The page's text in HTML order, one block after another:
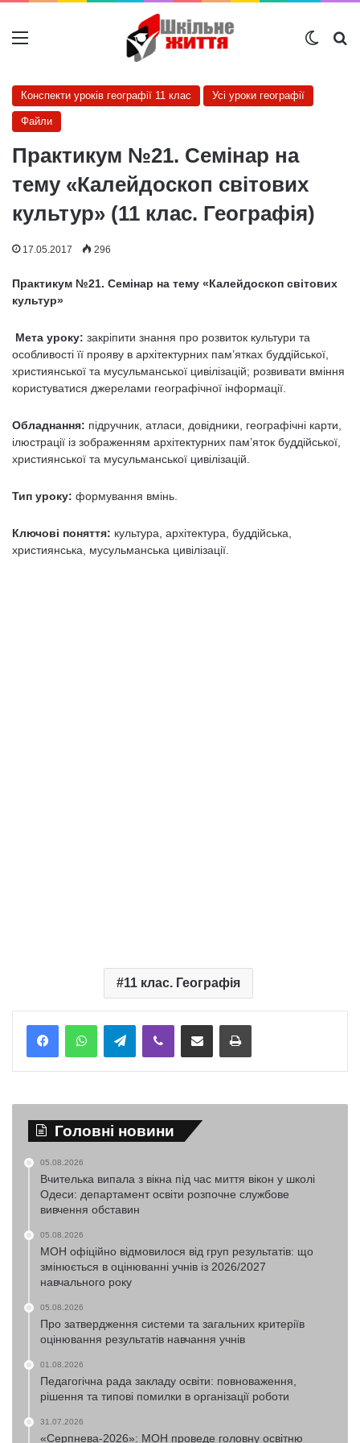
Меню
Конспекти уроків географії 11 клас Усі уроки географії
Файли
Практикум №21. Семінар на
тему «Калейдоскоп світових
культур» (11 клас. Географія)
17.05.2017 296
Практикум №21. Семінар на тему «Калейдоскоп світових
культур»
Мета уроку: закріпити знання про розвиток культури та
особливості її прояву в архітектурних пам’ятках буддійської,
християнської та мусульманської цивілізацій; розвивати вміння
користуватися джерелами географічної інформації.
Обладнання: підручник, атласи, довідники, географічні карти,
ілюстрації із зображенням архітектурних пам’яток буддійської,
християнської та мусульманської цивілізацій.
Тип уроку: формування вмінь.
Ключові поняття: культура, архітектура, буддійська,
християнська, мусульманська цивілізації.
11 клас. Географія
TelegramViber Надіслати електронною поштоюНадрукувати
Головні новини
05.08.2026
Вчителька випала з вікна під час миття вікон у школі
Одеси: департамент освіти розпочне службове
вивчення обставин
05.08.2026
МОН офіційно відмовилося від груп результатів: що
змінюється в оцінюванні учнів із 2026/2027
навчального року
05.08.2026
Про затвердження системи та загальних критеріїв
оцінювання результатів навчання учнів
01.08.2026
Педагогічна рада закладу освіти: повноваження,
рішення та типові помилки в організації роботи
31.07.2026
«Серпнева-2026»: МОН проведе головну освітню